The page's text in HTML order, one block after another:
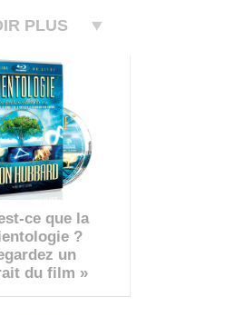
PLUS
ce que la
?
un
du film »